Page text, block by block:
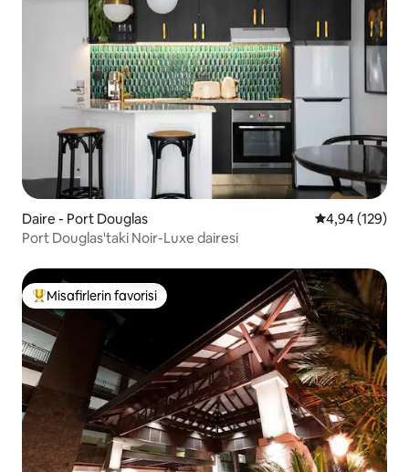
Daire - Port Douglas 5 üzerinden
4,94 (129)
Port Douglas'taki Noir-Luxe dairesi
Misafirlerin favorilerinden en beğenilenler arasında
Misafirlerin favorisi